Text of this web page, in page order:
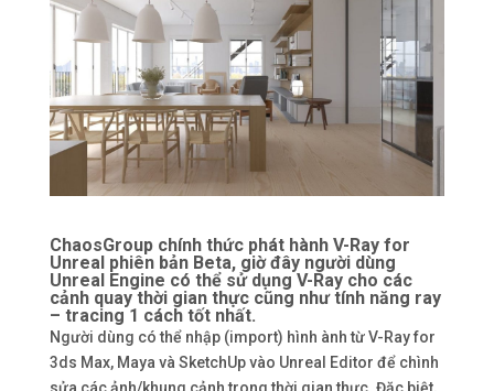
ChaosGroup chính thức phát hành V-Ray for
Unreal phiên bản Beta, giờ đây người dùng
Unreal Engine có thể sử dụng V-Ray cho các
cảnh quay thời gian thực cũng như tính năng ray
– tracing 1 cách tốt nhất.
Người dùng có thể nhập (import) hình ành từ V-Ray for
3ds Max, Maya và SketchUp vào Unreal Editor để chình